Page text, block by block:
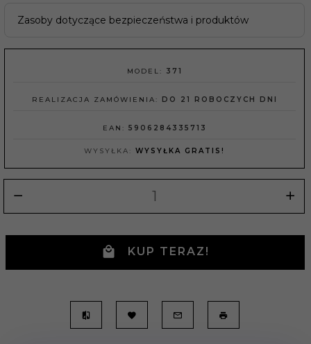
Zasoby dotyczące bezpieczeństwa i produktów
MODEL: 371
REALIZACJA ZAMÓWIENIA: DO 21 ROBOCZYCH DNI
EAN: 5906284335713
WYSYŁKA: WYSYŁKA GRATIS!
KUP TERAZ!